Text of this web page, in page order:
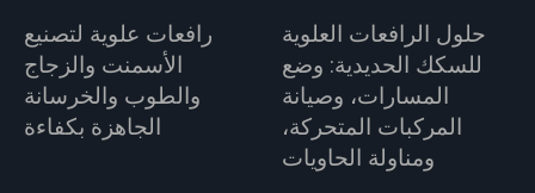
رافعات علوية لتصنيع
الأسمنت والزجاج
والطوب والخرسانة
الجاهزة بكفاءة
حلول الرافعات العلوية
للسكك الحديدية: وضع
المسارات، وصيانة
المركبات المتحركة،
ومناولة الحاويات